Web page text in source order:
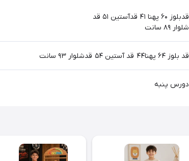
قدبلوز ۶۰ پهنا ۴۱ قدآستین ۵۱ قد
شلوار ۸۹ سانت
قد بلوز ۶۴ پهنا۴۴ قد آستین ۵۴ قدشلوار ۹۳ سانت
دورس پنبه